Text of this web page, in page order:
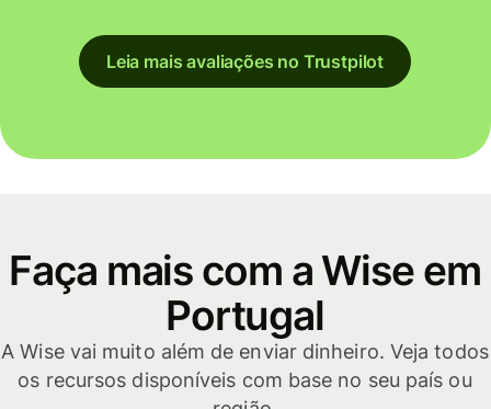
Leia mais avaliações no Trustpilot
Faça mais com a Wise em
Portugal
A Wise vai muito além de enviar dinheiro. Veja todos
os recursos disponíveis com base no seu país ou